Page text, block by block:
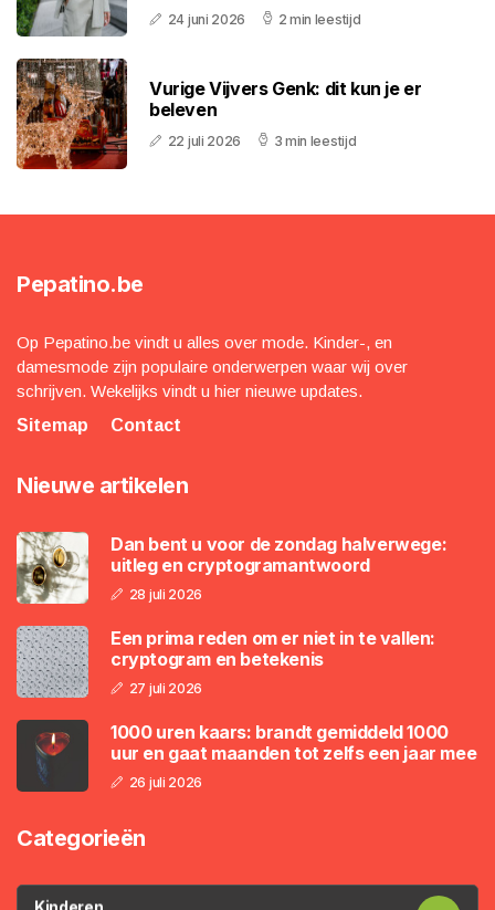
24 juni 2026 2 min leestijd
Vurige Vijvers Genk: dit kun je er
beleven
22 juli 2026 3 min leestijd
Pepatino.be
Op Pepatino.be vindt u alles over mode. Kinder-, en
damesmode zijn populaire onderwerpen waar wij over
schrijven. Wekelijks vindt u hier nieuwe updates.
Sitemap
Contact
Nieuwe artikelen
Dan bent u voor de zondag halverwege:
uitleg en cryptogramantwoord
28 juli 2026
Een prima reden om er niet in te vallen:
cryptogram en betekenis
27 juli 2026
1000 uren kaars: brandt gemiddeld 1000
uur en gaat maanden tot zelfs een jaar mee
26 juli 2026
Categorieën